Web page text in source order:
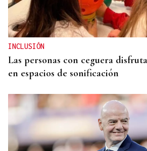
INCLUSIÓN
Las personas con ceguera
en espacios de sonificación